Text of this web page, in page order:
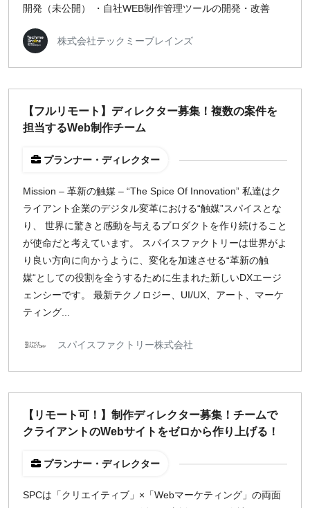
開発（未公開） ・自社WEB制作管理ツールの開発・改善
株式会社テックミーブレインズ
【フルリモート】ディレクター募集！複数の案件を
担当するWeb制作チーム
プランナー・ディレクター
Mission – 革新の触媒 – “The Spice Of Innovation” 私達はク
ライアント企業のデジタル変革における“触媒”スパイスとな
り、 世界に驚きと感動を与えるプロダクトを作り続けること
が使命だと考えています。 スパイスファクトリーは世界がよ
り良い方向に向かうように、変化を加速させる“革新の触
媒“としての役割を全うするために生まれた新しいDXエージ
ェンシーです。 最新テクノロジー、UI/UX、アート、マーケ
ティング...
スパイスファクトリー株式会社
【リモート可！】制作ディレクター募集！チームで
クライアントのWebサイトをゼロから作り上げる！
プランナー・ディレクター
SPCは「クリエイティブ」×「Webマーケティング」の両面